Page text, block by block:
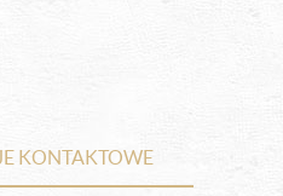
KONTAKTOWE